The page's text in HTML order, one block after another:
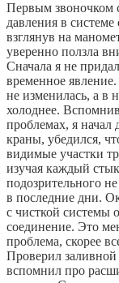
Первым звоночком
давления в
взглянув на
уверенно ползла
Сначала я не
временное
не изменилась, а в
холоднее.
проблемах, я начал
краны, убедился,
видимые участки
изучая каждый
подозрительного
в последние дни.
с чисткой системы
соединение. Это
проблема, скорее
Проверил заливной
вспомнил про